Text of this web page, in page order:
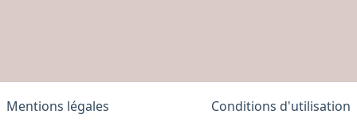
Mentions légales Conditions d'utilisation